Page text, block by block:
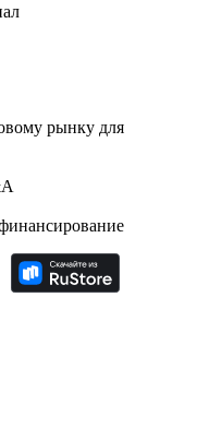
рынку для